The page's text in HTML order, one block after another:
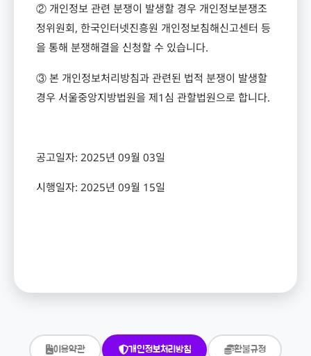
② 개인정보 관련 분쟁이 발생할 경우 개인정보분쟁조
정위원회, 한국인터넷진흥원 개인정보침해신고센터 등
을 통해 분쟁해결을 신청할 수 있습니다.
③ 본 개인정보처리방침과 관련된 법적 분쟁이 발생할
경우 서울중앙지방법원을 제1 심 관할법원으로 합니다.
공고일자: 2025년 09월 03일
시행일자: 2025년 09월 15일
이용약관 개인정보처리방침 환불규정